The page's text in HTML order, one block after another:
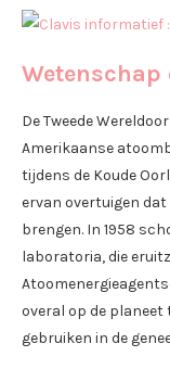
Wetenschap
De Tweede
Amerikaanse
tijdens de Koude
ervan overtuigen
brengen. In 1958
laboratoria, die
overal op de planeet
gebruiken in de